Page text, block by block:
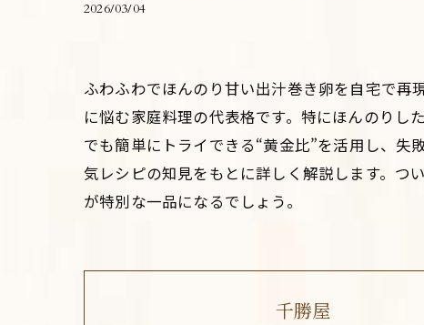
2026/03/04
ふわふわでほんのり甘い出汁巻き卵を自宅で
に悩む家庭料理の代表格です。特にほんのりし
でも簡単にトライできる“黄金比”を活用し、
気レシピの知見をもとに詳しく解説します。つ
が特別な一品になるでしょう。
千勝屋